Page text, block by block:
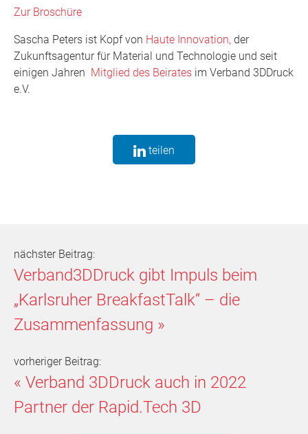
Zur Broschüre
Sascha Peters ist Kopf von Haute Innovation, der
Zukunftsagentur für Material und Technologie und seit
einigen Jahren Mitglied des Beirates im Verband 3DDruck
e.V.
teilen
nächster Beitrag:
Verband3DDruck gibt Impuls beim
„Karlsruher BreakfastTalk“ – die
Zusammenfassung »
vorheriger Beitrag:
« Verband 3DDruck auch in 2022
Partner der Rapid.Tech 3D